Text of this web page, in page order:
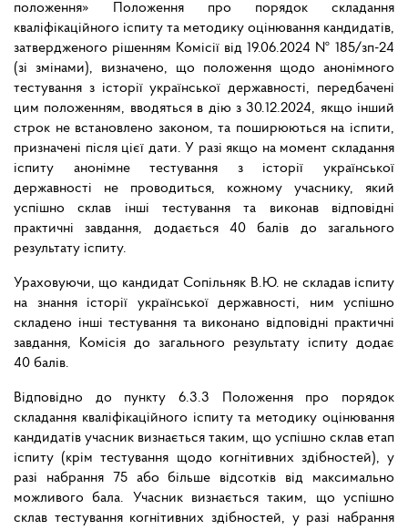
положення» Положення про порядок складання
кваліфікаційного іспиту та методику оцінювання кандидатів,
затвердженого рішенням Комісії від 19.06.2024 № 185/зп-24
(зі змінами), визначено, що положення щодо анонімного
тестування з історії української державності, передбачені
цим положенням, вводяться в дію з 30.12.2024, якщо інший
строк не встановлено законом, та поширюються на іспити,
призначені після цієї дати. У разі якщо на момент складання
іспиту анонімне тестування з історії української
державності не проводиться, кожному учаснику, який
успішно склав інші тестування та виконав відповідні
практичні завдання, додається 40 балів до загального
результату іспиту.
Ураховуючи, що кандидат Сопільняк В.Ю. не складав іспиту
на знання історії української державності, ним успішно
складено інші тестування та виконано відповідні практичні
завдання, Комісія до загального результату іспиту додає
40 балів.
Відповідно до пункту 6.3.3 Положення про порядок
складання кваліфікаційного іспиту та методику оцінювання
кандидатів учасник визнається таким, що успішно склав етап
іспиту (крім тестування щодо когнітивних здібностей), у
разі набрання 75 або більше відсотків від максимально
можливого бала. Учасник визнається таким, що успішно
склав тестування когнітивних здібностей, у разі набрання